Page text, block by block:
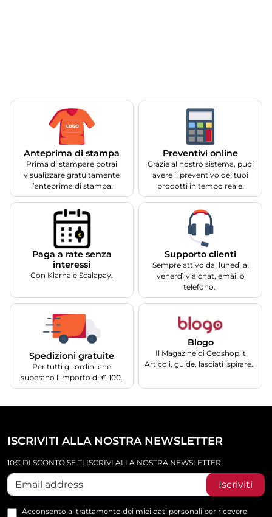
Anteprima di stampa
Prima di stampare potrai
visualizzare gratuitamente
l’anteprima di stampa.
Preventivi online
Grazie al nostro sistema, puoi
avere il preventivo dei tuoi
prodotti in tempo reale.
Paga a rate senza
interessi
Con Klarna e Scalapay.
Supporto clienti
Sempre attivo dal lunedì al
venerdì via chat, email o
telefono.
Spedizioni gratuite
Per tutti gli ordini che
superano l’importo di € 100.
Blogo
Il Magazine di Gedshop.it
Articoli, guide, lasciati ispirare...
ISCRIVITI ALLA NOSTRA NEWSLETTER
10€ DI SCONTO SE TI ISCRIVI ALLA NOSTRA NEWSLETTER
Iscriviti
Acconsento al trattamento dei miei dati personali per ricevere